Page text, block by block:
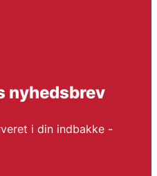
nyhedsbrev
i din indbakke -